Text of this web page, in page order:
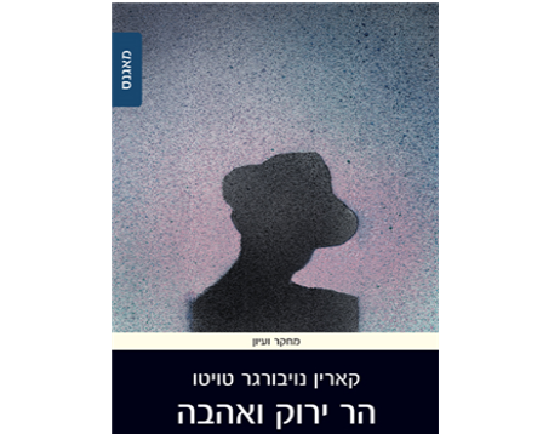
קארין נויבורגר-טויטו
הנחת אתר ספר מודפס
$35
$32